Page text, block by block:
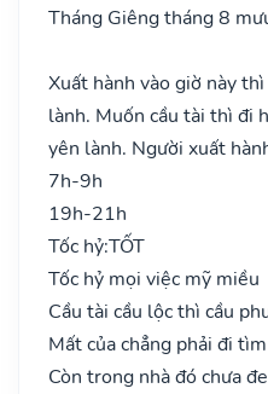
Tháng Giêng tháng 8
Xuất hành vào giờ này
lành. Muốn cầu tài thì đi
yên lành. Người xuất
7h-9h
19h-21h
Tốc hỷ:TỐT
Tốc hỷ mọi việc mỹ miều
Cầu tài cầu lộc thì cầu
Mất của chẳng phải đi tìm
Còn trong nhà đó chưa